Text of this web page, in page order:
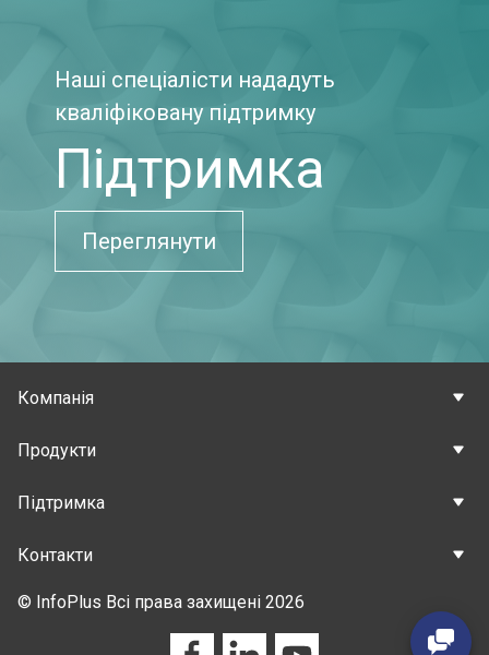
Наші спеціалісти нададуть
кваліфіковану підтримку
Підтримка
Переглянути
Компанія
Продукти
Підтримка
Контакти
© InfoPlus Всі права захищені 2026